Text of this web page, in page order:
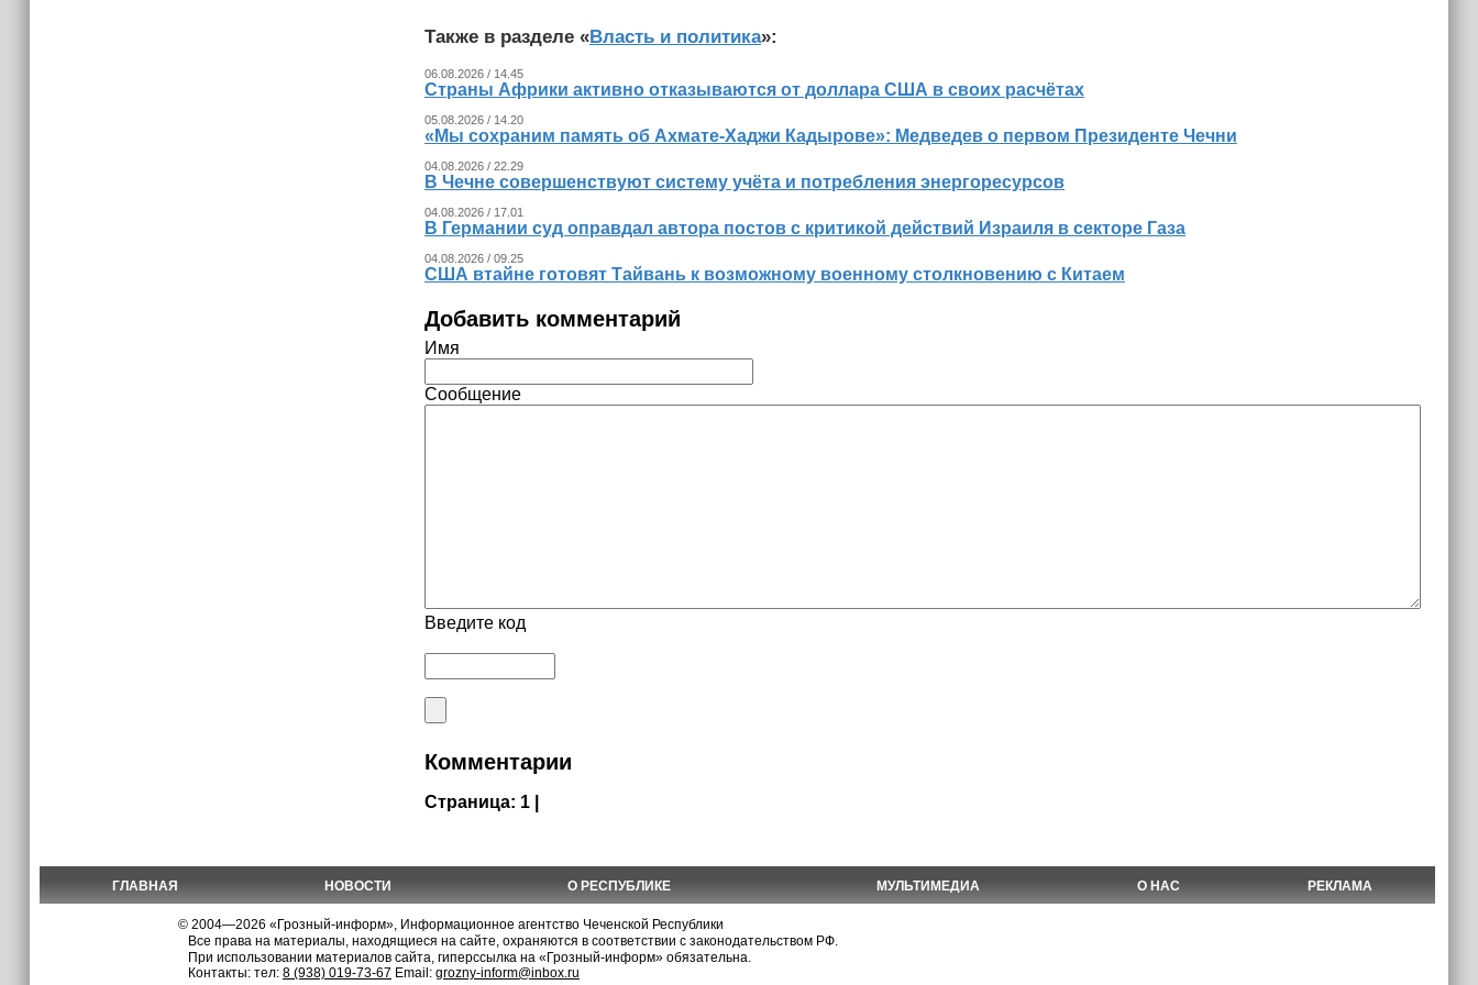
Также в разделе «Власть и политика»:
06.08.2026 / 14.45
Страны Африки активно отказываются от доллара США в своих расчётах
05.08.2026 / 14.20
«Мы сохраним память об Ахмате-Хаджи Кадырове»: Медведев о первом Президенте Чечни
04.08.2026 / 22.29
В Чечне совершенствуют систему учёта и потребления энергоресурсов
04.08.2026 / 17.01
В Германии суд оправдал автора постов с критикой действий Израиля в секторе Газа
04.08.2026 / 09.25
США втайне готовят Тайвань к возможному военному столкновению с Китаем
Добавить комментарий
Имя
Сообщение
Введите код
Комментарии
Страница: 1 |
ГЛАВНАЯ НОВОСТИ О РЕСПУБЛИКЕ МУЛЬТИМЕДИА О НАС РЕКЛАМА
© 2004—2026 «Грозный-информ», Информационное агентство Чеченской Республики
Все права на материалы, находящиеся на сайте, охраняются в соответствии с законодательством РФ.
При использовании материалов сайта, гиперссылка на «Грозный-информ» обязательна.
Контакты: тел: 8 (938) 019-73-67 Email: grozny-inform@inbox.ru